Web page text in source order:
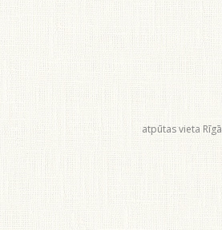
atpūtas vieta Rīgā